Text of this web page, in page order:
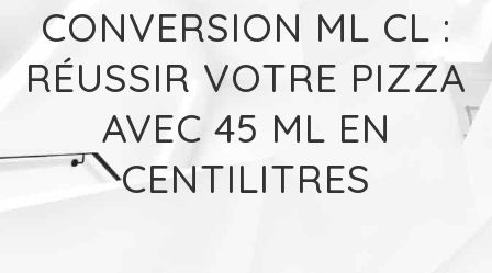
CONVERSION ML CL :
RÉUSSIR VOTRE PIZZA
AVEC 45 ML EN
CENTILITRES